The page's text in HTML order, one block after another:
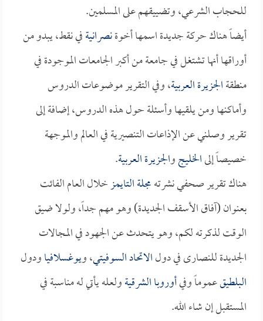
للحجاب الشرعي، وتضييقهم على المسلمين.
أيضاً هناك حركة جديدة اسمها أخوةنصرانيةفي نقط، يبدو من
أوراقها أنها تشتغل في جامعة من أكبر الجامعات الموجودة في
منطقةالجزيرة العربية، وفي التقرير موضوعات الدروس
وأماكنها ومن يلقيها وأسئلة حول هذه الدروس، إضافة إلى
تقرير وصلني عن الإذاعات التنصيرية في العالم والموجهة
خصيصاً إلىالخليجوالجزيرة العربية.
هناك تقرير صحفي نشرتهمجلة التايمزخلال العام الفائت
بعنوان (آفاق الأسقف الجديدة) وهو مهم جداً، ولولا ضيق
الوقت لذكرته لكم، وهو يتحدث عن الجهود في المجالات
الجديدة للنصارى في دولالاتحاد السوفيتي، ويوغسلافياودول
البلطيقعموماً وفيأوروبا الشرقيةولعله يأتي له مناسبة في
المستقبل إن شاء الله.